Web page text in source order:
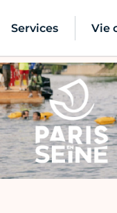
Services Vie